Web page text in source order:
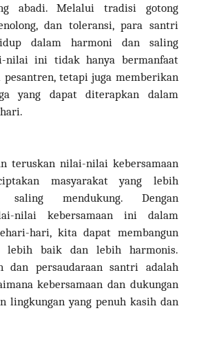
abadi. Melalui tradisi gotong
dan toleransi, para santri
dalam harmoni dan saling
nilai ini tidak hanya bermanfaat
tetapi juga memberikan
yang dapat diterapkan dalam
teruskan nilai-nilai kebersamaan
masyarakat yang lebih
mendukung. Dengan
nilai kebersamaan ini dalam
hari, kita dapat membangun
lebih baik dan lebih harmonis.
dan persaudaraan santri adalah
kebersamaan dan dukungan
lingkungan yang penuh kasih dan